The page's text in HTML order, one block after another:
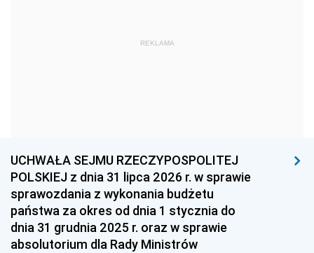
1959
1939 1938 1937
1936 1930
REKLAMA
UCHWAŁA SEJMU RZECZYPOSPOLITEJ
POLSKIEJ z dnia 31 lipca 2026 r. w sprawie
sprawozdania z wykonania budżetu
państwa za okres od dnia 1 stycznia do
dnia 31 grudnia 2025 r. oraz w sprawie
absolutorium dla Rady Ministrów